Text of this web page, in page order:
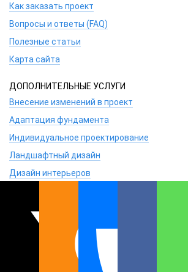
Как заказать проект
Вопросы и ответы (FAQ)
Полезные статьи
Карта сайта
ДОПОЛНИТЕЛЬНЫЕ УСЛУГИ
Внесение изменений в проект
Адаптация фундамента
Индивидуальное проектирование
Ландшафтный дизайн
Дизайн интерьеров
СЕРВИС